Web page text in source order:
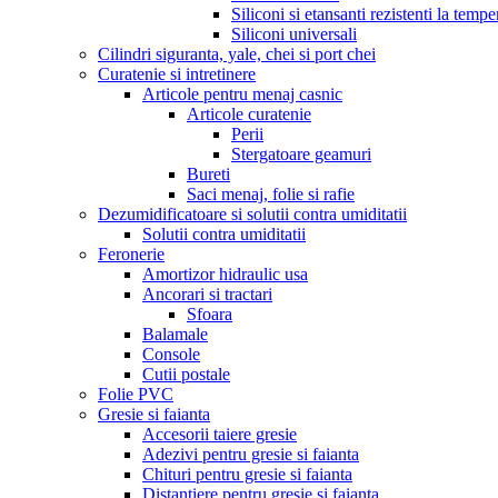
Siliconi si etansanti rezistenti la
Siliconi universali
Cilindri siguranta, yale, chei si port chei
Curatenie si intretinere
Articole pentru menaj casnic
Articole curatenie
Perii
Stergatoare geamuri
Bureti
Saci menaj, folie si rafie
Dezumidificatoare si solutii contra umiditatii
Solutii contra umiditatii
Feronerie
Amortizor hidraulic usa
Ancorari si tractari
Sfoara
Balamale
Console
Cutii postale
Folie PVC
Gresie si faianta
Accesorii taiere gresie
Adezivi pentru gresie si faianta
Chituri pentru gresie si faianta
Distantiere pentru gresie si faianta